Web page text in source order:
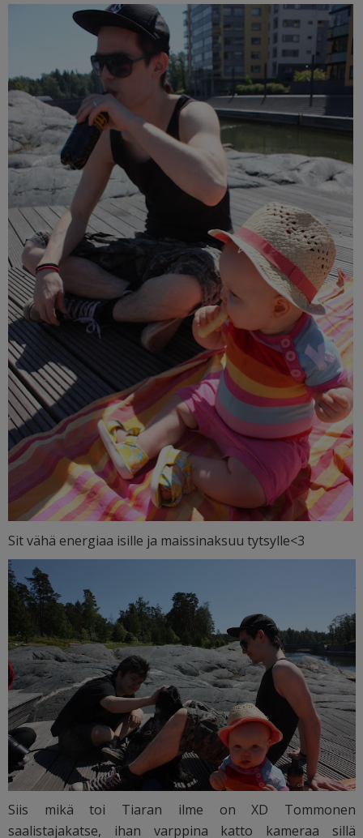
Sit vähä energiaa isille ja maissinaksuu tytsylle<3
Siis mikä toi Tiaran ilme on XD Tommonen
saalistajakatse, ihan varppina katto kameraa sillä